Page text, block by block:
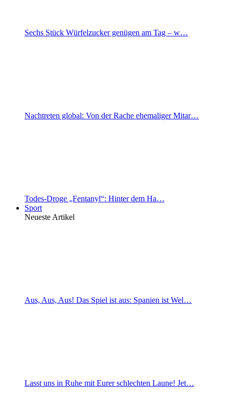
Sechs Stück Würfelzucker genügen am Tag – w…
Nachtreten global: Von der Rache ehemaliger Mitar…
Todes-Droge „Fentanyl“: Hinter dem Ha…
Sport
Neueste Artikel
Aus, Aus, Aus! Das Spiel ist aus: Spanien ist Wel…
Lasst uns in Ruhe mit Eurer schlechten Laune! Jet…